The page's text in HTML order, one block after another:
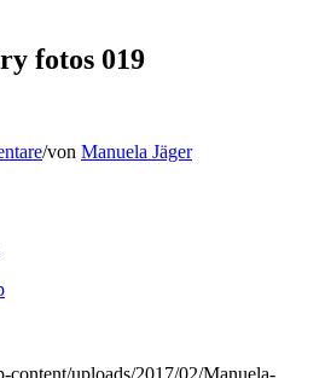
fotos 019
/von Manuela Jäger